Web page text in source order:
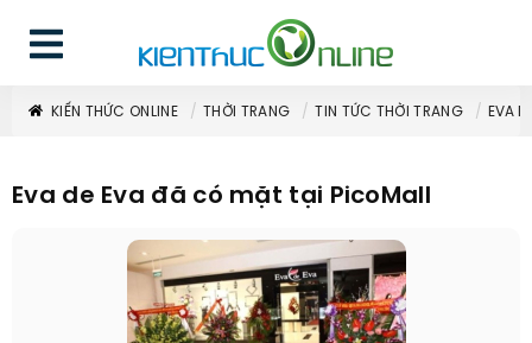
KIẾN THỨC ONLINE THỜI TRANG TIN TỨC THỜI TRANG EVA
Eva de Eva đã có mặt tại PicoMall